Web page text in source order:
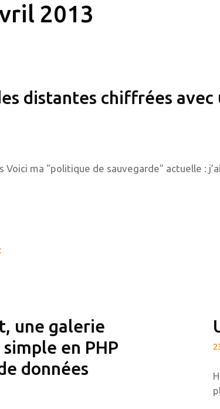
2013
distantes chiffrées
Voici ma "politique de sauvegarde" actuelle :
une galerie
en PHP
données